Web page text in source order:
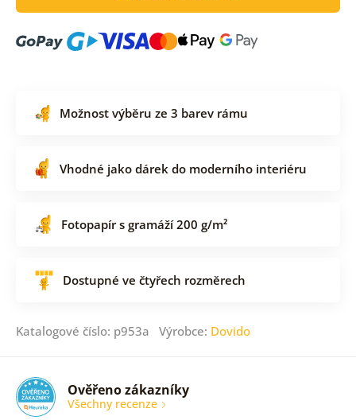
Možnost výběru ze 3 barev rámu
Vhodné jako dárek do moderního interiéru
Fotopapír s gramáží 200 g/m²
Dostupné ve čtyřech rozměrech
Katalogové číslo: p953a Výrobce: Dovido
Ověřeno zákazníky
Všechny recenze